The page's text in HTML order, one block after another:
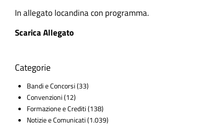
In allegato locandina con programma.
Scarica Allegato
Categorie
Bandi e Concorsi(33)
Convenzioni(12)
Formazione e Crediti(138)
Notizie e Comunicati(1.039)